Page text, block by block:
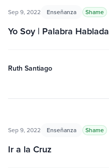
Sep 9, 2022 Enseñanza Shame
Yo Soy | Palabra Hablada
Ruth Santiago
Sep 9, 2022 Enseñanza Shame
Ir a la Cruz